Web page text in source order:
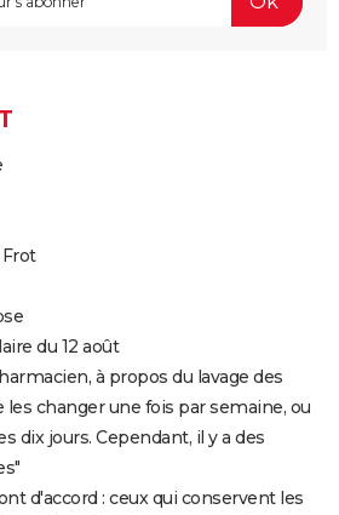
du 12 août
à propos du lavage des
les changer une fois par semaine, ou
dix jours. Cependant, il y a des
d'accord : ceux qui conservent les